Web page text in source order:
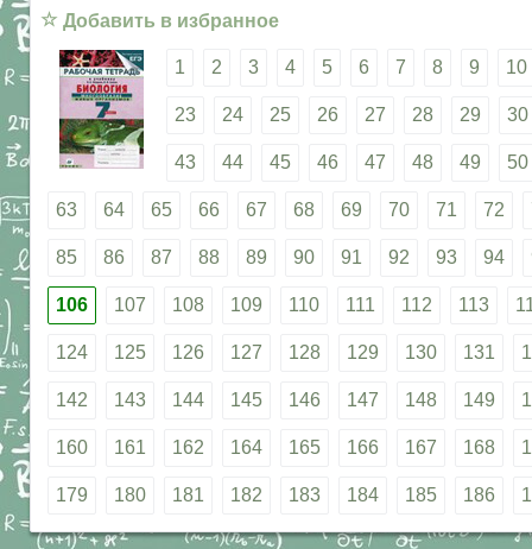
☆ Добавить в избранное
1 2 3 4 5 6 7 8 9 10
23 24 25 26 27 28 29 30
43 44 45 46 47 48 49 50
63 64 65 66 67 68 69 70 71 72
85 86 87 88 89 90 91 92 93 94
106 107 108 109 110 111 112 113
124 125 126 127 128 129 130 131
142 143 144 145 146 147 148 149
160 161 162 164 165 166 167 168
179 180 181 182 183 184 185 186